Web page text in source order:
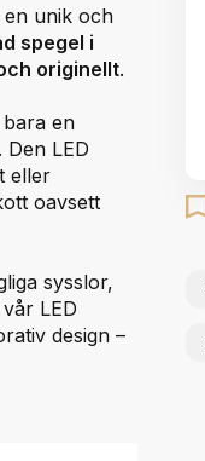
en unik och
spegel i
originellt.
en
LED
eller
oavsett
sysslor,
LED
design –